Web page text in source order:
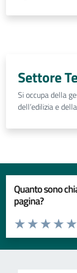
Settore
Si occupa della
dell’edilizia e
Quanto sono
pagina?
Valuta da 1 a 5 stelle
Valuta
Valuta 3
Valuta 2 stelle
Valuta 1 stelle su 5